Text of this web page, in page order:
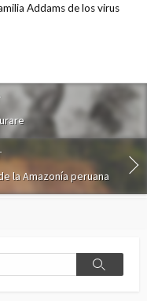
Addams de los virus
la Amazonía peruana
Search